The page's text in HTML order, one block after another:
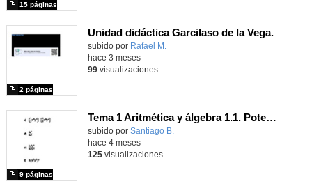
15 páginas
Unidad didáctica Garcilaso de la Vega.
Contenido educativo.
subido por Rafael M.
2 páginas
hace 3 meses
99visualizaciones
Tema 1 Aritmética y álgebra 1.1. Potencias
Contenido educativo.
subido por Santiago B.
9 páginas
hace 4 meses
125visualizaciones